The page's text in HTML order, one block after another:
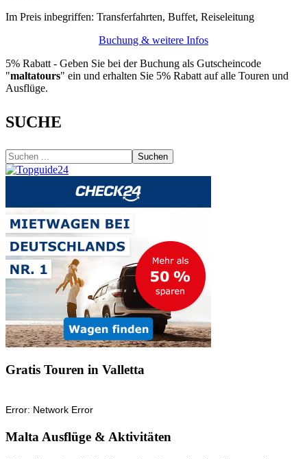
Im Preis inbegriffen: Transferfahrten, Buffet, Reiseleitung
Buchung & weitere Infos
5% Rabatt - Geben Sie bei der Buchung als Gutscheincode
"maltatours" ein und erhalten Sie 5% Rabatt auf alle Touren und
Ausflüge.
SUCHE
Suchen
Gratis Touren in Valletta
Malta Ausflüge & Aktivitäten